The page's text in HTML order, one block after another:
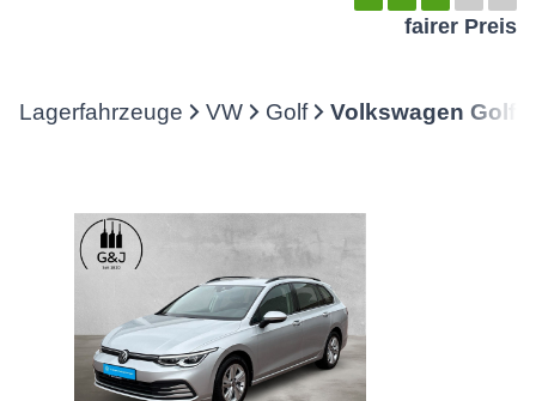
fairer Preis
Lagerfahrzeuge VW Golf Volkswagen Golf